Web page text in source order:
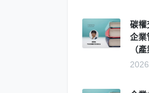
碳權
企業
（